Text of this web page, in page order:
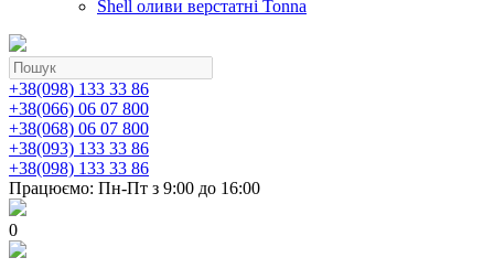
Shell оливи верстатні Tonna
+38(098) 133 33 86
+38(066) 06 07 800
+38(068) 06 07 800
+38(093) 133 33 86
+38(098) 133 33 86
Працюємо: Пн-Пт з 9:00 до 16:00
0